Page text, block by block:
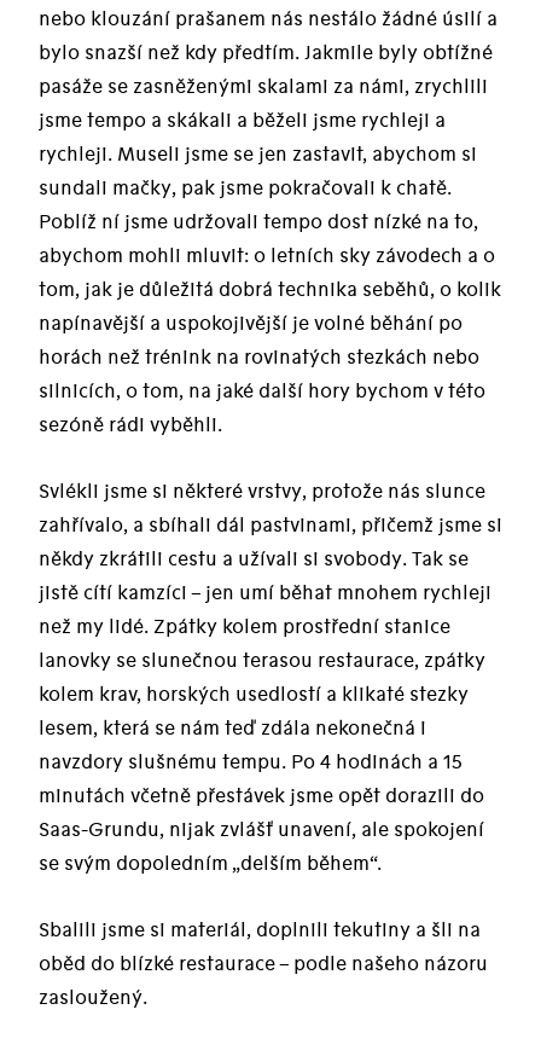
nebo klouzání prašanem nás nestálo žádné úsilí a
bylo snazší než kdy předtím. Jakmile byly obtížné
pasáže se zasněženými skalami za námi, zrychlili
jsme tempo a skákali a běželi jsme rychleji a
rychleji. Museli jsme se jen zastavit, abychom si
sundali mačky, pak jsme pokračovali k chatě.
Poblíž ní jsme udržovali tempo dost nízké na to,
abychom mohli mluvit: o letních sky závodech a o
tom, jak je důležitá dobrá technika seběhů, o kolik
napínavější a uspokojivější je volné běhání po
horách než trénink na rovinatých stezkách nebo
silnicích, o tom, na jaké další hory bychom v této
sezóně rádi vyběhli.
Svlékli jsme si některé vrstvy, protože nás slunce
zahřívalo, a sbíhali dál pastvinami, přičemž jsme si
někdy zkrátili cestu a užívali si svobody. Tak se
jistě cítí kamzíci – jen umí běhat mnohem rychleji
než my lidé. Zpátky kolem prostřední stanice
lanovky se slunečnou terasou restaurace, zpátky
kolem krav, horských usedlostí a klikaté stezky
lesem, která se nám teď zdála nekonečná i
navzdory slušnému tempu. Po 4 hodinách a 15
minutách včetně přestávek jsme opět dorazili do
Saas-Grundu, nijak zvlášť unavení, ale spokojení
se svým dopoledním „delším během“.
Sbalili jsme si materiál, doplnili tekutiny a šli na
oběd do blízké restaurace – podle našeho názoru
zasloužený.